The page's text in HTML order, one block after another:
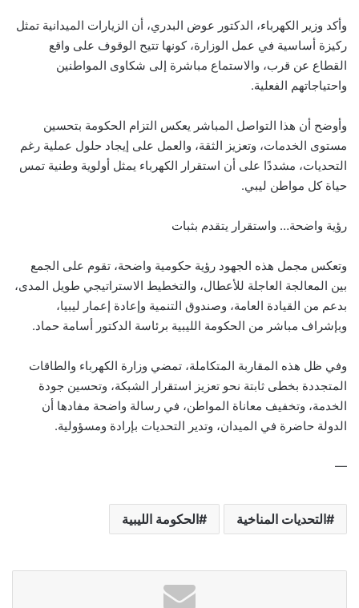
وأكد وزير الكهرباء، الدكتور عوض البدري، أن الزيارات الميدانية تمثل
ركيزة أساسية في عمل الوزارة، كونها تتيح الوقوف على واقع
القطاع عن قرب، والاستماع مباشرة إلى شكاوى المواطنين
واحتياجاتهم الفعلية.
وأوضح أن هذا التواصل المباشر يعكس التزام الحكومة بتحسين
مستوى الخدمات، وتعزيز الثقة، والعمل على إيجاد حلول عملية رغم
التحديات، مشددًا على أن استقرار الكهرباء يمثل أولوية وطنية تمس
حياة كل مواطن ليبي.
رؤية واضحة… واستقرار يتقدم بثبات
وتعكس مجمل هذه الجهود رؤية حكومية واضحة، تقوم على الجمع
بين المعالجة العاجلة للأعطال، والتخطيط الاستراتيجي طويل المدى،
بدعم من القيادة العامة، وصندوق التنمية وإعادة إعمار ليبيا،
وبإشراف مباشر من الحكومة الليبية برئاسة الدكتور أسامة حماد.
وفي ظل هذه المقاربة المتكاملة، تمضي وزارة الكهرباء والطاقات
المتجددة بخطى ثابتة نحو تعزيز استقرار الشبكة، وتحسين جودة
الخدمة، وتخفيف معاناة المواطن، في رسالة واضحة مفادها أن
الدولة حاضرة في الميدان، وتدير التحديات بإرادة ومسؤولية.
—
التحديات المناخية الحكومة الليبية